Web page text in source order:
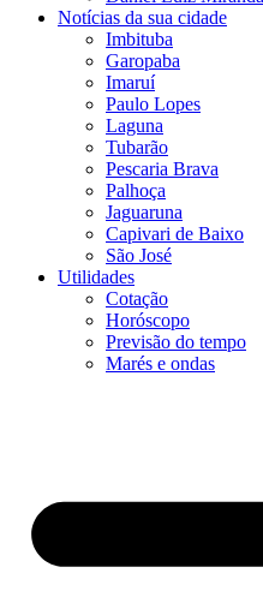
Notícias da sua cidade
Imbituba
Garopaba
Imaruí
Paulo Lopes
Laguna
Tubarão
Pescaria Brava
Palhoça
Jaguaruna
Capivari de Baixo
São José
Utilidades
Cotação
Horóscopo
Previsão do tempo
Marés e ondas